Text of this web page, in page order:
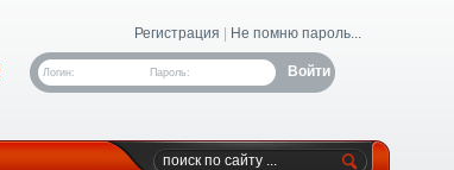
Регистрация Не помню пароль...
Логин: Пароль: